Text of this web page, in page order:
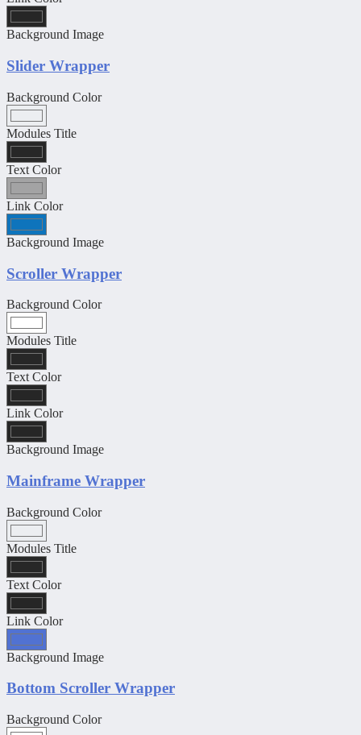
Background Image
Slider Wrapper
Background Color
Modules Title
Text Color
Link Color
Background Image
Scroller Wrapper
Background Color
Modules Title
Text Color
Link Color
Background Image
Mainframe Wrapper
Background Color
Modules Title
Text Color
Link Color
Background Image
Bottom Scroller Wrapper
Background Color